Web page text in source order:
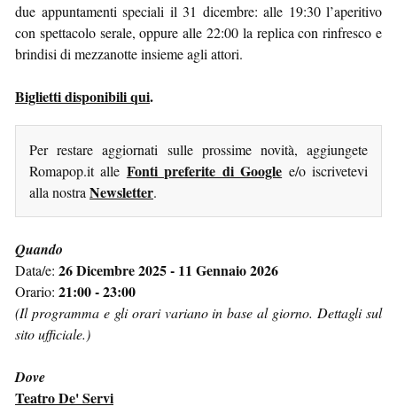
due appuntamenti speciali il 31 dicembre: alle 19:30 l’aperitivo
con spettacolo serale, oppure alle 22:00 la replica con rinfresco e
brindisi di mezzanotte insieme agli attori.
Biglietti disponibili qui.
Per restare aggiornati sulle prossime novità, aggiungete
Romapop.it alle Fonti preferite di Google e/o iscrivetevi
alla nostra Newsletter.
Quando
Data/e: 26 Dicembre 2025 - 11 Gennaio 2026
Orario: 21:00 - 23:00
(Il programma e gli orari variano in base al giorno. Dettagli sul
sito ufficiale.)
Dove
Teatro De' Servi